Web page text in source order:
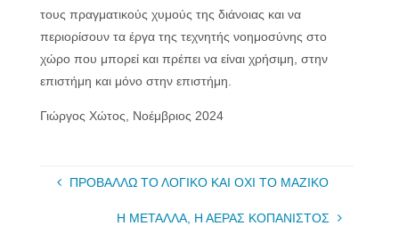
τους πραγματικούς χυμούς της διάνοιας και να
περιορίσουν τα έργα της τεχνητής νοημοσύνης στο
χώρο που μπορεί και πρέπει να είναι χρήσιμη, στην
επιστήμη και μόνο στην επιστήμη.
Γιώργος Χώτος, Νοέμβριος 2024
ΠΡΟΒΑΛΛΩ ΤΟ ΛΟΓΙΚΟ ΚΑΙ ΟΧΙ ΤΟ ΜΑΖΙΚΟ
Η ΜΕΤΑΛΛΑ, Η ΑΕΡΑΣ ΚΟΠΑΝΙΣΤΟΣ